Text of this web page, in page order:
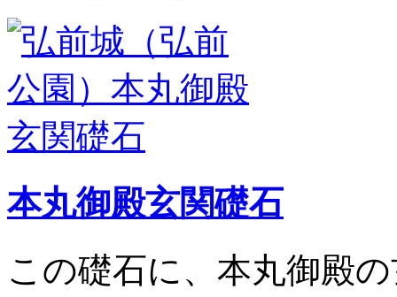
本丸御殿玄関礎石
この礎石に、本丸御殿